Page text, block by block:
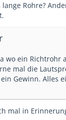
Rohre?
wo ein Richtrohr
mal die
Gewinn. Alles
mal in